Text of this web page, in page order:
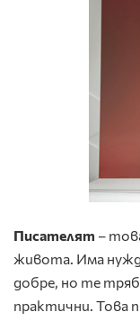
Писателят –
живота. Има
добре, но те
практични. Това